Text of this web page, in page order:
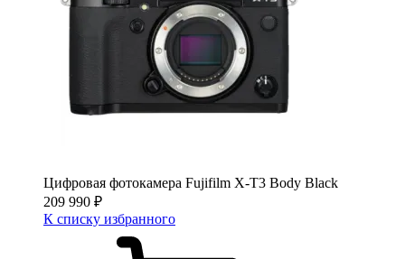
Цифровая фотокамера Fujifilm X-T3 Body Black
209 990 ₽
К списку избранного